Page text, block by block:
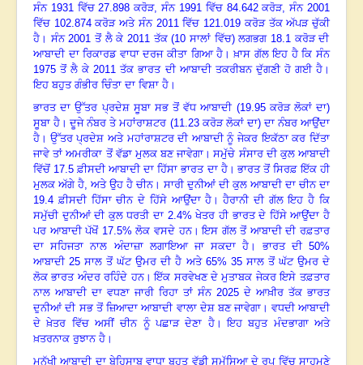
ਸੰਨ 1931 ਵਿੱਚ 27.898 ਕਰੋੜ, ਸੰਨ 1991 ਵਿੱਚ 84.642 ਕਰੋੜ, ਸੰਨ 2001
ਵਿੱਚ 102.874 ਕਰੋੜ ਅਤੇ ਸੰਨ 2011 ਵਿੱਚ 121.019 ਕਰੋੜ ਤੱਕ ਅੱਪੜ ਚੁੱਕੀ
ਹੈ । ਸੰਨ2001 ਤੋਂ ਲੈ ਕੇ 2011 ਤੱਕ (10 ਸਾਲਾਂ ਵਿੱਚ) ਲਗਭਗ 18.1 ਕਰੋੜ ਦੀ
ਆਬਾਦੀ ਦਾ ਰਿਕਾਰਡ ਵਾਧਾ ਦਰਜ ਕੀਤਾ ਗਿਆ ਹੈ । ਖ਼ਾਸ ਗੱਲ ਇਹ ਹੈ ਕਿ ਸੰਨ
1975 ਤੋਂ ਲੈ ਕੇ 2011 ਤੱਕ ਭਾਰਤ ਦੀ ਆਬਾਦੀ ਤਕਰੀਬਨ ਦੁੱਗਣੀ ਹੋ ਗਈ ਹੈ ।
ਇਹ ਬਹੁਤ ਗੰਭੀਰ ਚਿੰਤਾ ਦਾ ਵਿਸ਼ਾ ਹੈ ।
ਭਾਰਤ ਦਾ ਉੱਤਰ ਪ੍ਰਦੇਸ਼ ਸੂਬਾ ਸਭ ਤੋਂ ਵੱਧ ਆਬਾਦੀ (19.95 ਕਰੋੜ ਲੋਕਾਂ ਦਾ)
ਸੂਬਾ ਹੈ ।ਦੂਜੇ ਨੰਬਰ ਤੇ ਮਹਾਂਰਾਸ਼ਟਰ (11.23 ਕਰੋੜ ਲੋਕਾਂ ਦਾ) ਦਾ ਨੰਬਰ ਆਉਂਦਾ
ਹੈ । ਉੱਤਰ ਪ੍ਰਦੇਸ਼ ਅਤੇ ਮਹਾਂਰਾਸ਼ਟਰ ਦੀ ਆਬਾਦੀ ਨੂੰ ਜੇਕਰ ਇਕੱਠਾ ਕਰ ਦਿੱਤਾ
ਜਾਵੇ ਤਾਂ ਅਮਰੀਕਾ ਤੋਂ ਵੱਡਾ ਮੁਲਕ ਬਣ ਜਾਵੇਗਾ ।ਸਮੁੱਚੇ ਸੰਸਾਰ ਦੀ ਕੁਲ ਆਬਾਦੀ
ਵਿੱਚੋਂ 17.5 ਫ਼ੀਸਦੀ ਆਬਾਦੀ ਦਾ ਹਿੱਸਾ ਭਾਰਤ ਦਾ ਹੈ। ਭਾਰਤ ਤੋਂ ਸਿਰਫ਼ ਇੱਕ ਹੀ
ਮੁਲਕ ਅੱਗੇ ਹੈ, ਅਤੇ ਉਹ ਹੈ ਚੀਨ । ਸਾਰੀ ਦੁਨੀਆਂ ਦੀ ਕੁਲ ਆਬਾਦੀ ਦਾ ਚੀਨ ਦਾ
19.4 ਫ਼ੀਸਦੀ ਹਿੱਸਾ ਚੀਨ ਦੇ ਹਿੱਸੇ ਆਉਂਦਾ ਹੈ ।ਹੈਰਾਨੀ ਦੀ ਗੱਲ ਇਹ ਹੈ ਕਿ
ਸਮੁੱਚੀ ਦੁਨੀਆਂ ਦੀ ਕੁਲ ਧਰਤੀ ਦਾ 2.4% ਖੇਤਰ ਹੀ ਭਾਰਤ ਦੇ ਹਿੱਸੇ ਆਉਂਦਾ ਹੈ
ਪਰ ਆਬਾਦੀ ਪੱਖੋਂ 17.5% ਲੋਕ ਵਸਦੇ ਹਨ।ਇਸ ਗੱਲ ਤੋਂ ਆਬਾਦੀ ਦੀ ਰਫ਼ਤਾਰ
ਦਾ ਸਹਿਜਤਾ ਨਾਲ ਅੰਦਾਜ਼ਾ ਲਗਾਇਆ ਜਾ ਸਕਦਾ ਹੈ । ਭਾਰਤ ਦੀ50%
ਆਬਾਦੀ 25 ਸਾਲ ਤੋਂ ਘੱਟ ਉਮਰ ਦੀ ਹੈ ਅਤੇ 65% 35 ਸਾਲ ਤੋਂ ਘੱਟ ਉਮਰ ਦੇ
ਲੋਕ ਭਾਰਤ ਅੰਦਰ ਰਹਿੰਦੇ ਹਨ।ਇੱਕ ਸਰਵੇਖਣ ਦੇ ਮੁਤਾਬਕ ਜੇਕਰ ਇਸੇ ਤਫ਼ਤਾਰ
ਨਾਲ ਆਬਾਦੀ ਦਾ ਵਧਣਾ ਜਾਰੀ ਰਿਹਾ ਤਾਂ ਸੰਨ 2025 ਦੇ ਆਖ਼ੀਰ ਤੱਕ ਭਾਰਤ
ਦੁਨੀਆਂ ਦੀ ਸਭ ਤੋਂ ਜ਼ਿਆਦਾ ਆਬਾਦੀ ਵਾਲਾ ਦੇਸ਼ ਬਣ ਜਾਵੇਗਾ । ਵਧਦੀ ਆਬਾਦੀ
ਦੇ ਖ਼ੇਤਰ ਵਿੱਚ ਅਸੀਂ ਚੀਨ ਨੂੰ ਪਛਾੜ ਦੇਣਾ ਹੈ।ਇਹ ਬਹੁਤ ਮੰਦਭਾਗਾ ਅਤੇ
ਖ਼ਤਰਨਾਕ ਰੁਝਾਨ ਹੈ ।
ਮਨੁੱਖੀ ਆਬਾਦੀ ਦਾ ਬੇਹਿਸਾਬ ਵਾਧਾ ਬਹੁਤ ਵੱਡੀ ਸਮੱਸਿਆ ਦੇ ਰੂਪ ਵਿੱਚ ਸਾਹਮਣੇ